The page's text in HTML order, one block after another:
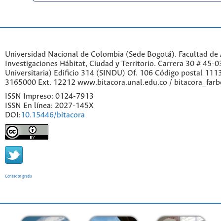
Universidad Nacional de Colombia (Sede Bogotá). Facultad
Investigaciones Hábitat, Ciudad y Territorio. Carrera 30 # 45-
Universitaria) Edificio 314 (SINDU) Of. 106 Código postal
3165000 Ext. 12212 www.bitacora.unal.edu.co /
ISSN Impreso: 0124-7913
ISSN En línea: 2027-145X
DOI:10.15446/bitacora
Contador gratis